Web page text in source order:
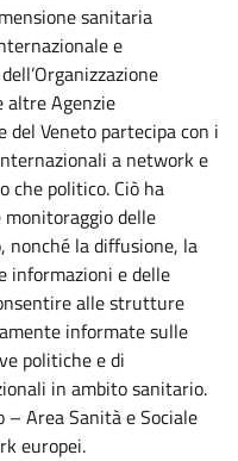
sanitaria
e
altre Agenzie
Veneto partecipa con i
a network e
che politico. Ciò ha
delle
nonché la diffusione, la
informazioni e delle
alle strutture
informate sulle
politiche e di
in ambito sanitario.
– Area Sanità e Sociale
europei.